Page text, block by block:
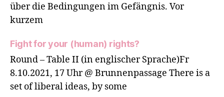
über die Bedingungen im Gefängnis. Vor
kurzem
Fight for your (human) rights?
Round – Table II (in englischer Sprache)Fr
8.10.2021, 17 Uhr @ Brunnenpassage There is a
set of liberal ideas, by some